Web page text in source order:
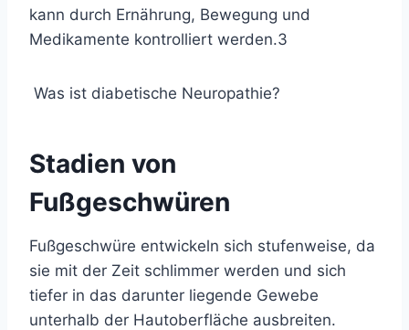
kann durch Ernährung, Bewegung und
Medikamente kontrolliert werden.3
Was ist diabetische Neuropathie?
Stadien von
Fußgeschwüren
Fußgeschwüre entwickeln sich stufenweise, da
sie mit der Zeit schlimmer werden und sich
tiefer in das darunter liegende Gewebe
unterhalb der Hautoberfläche ausbreiten.